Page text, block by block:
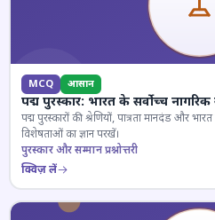
MCQ आसान
पद्म पुरस्कार: भारत के सर्वोच्च नागरिक
पद्म पुरस्कारों की श्रेणियों, पात्रता मानदंड और
विशेषताओं का ज्ञान परखें।
पुरस्कार और सम्मान प्रश्नोत्तरी
क्विज़ लें